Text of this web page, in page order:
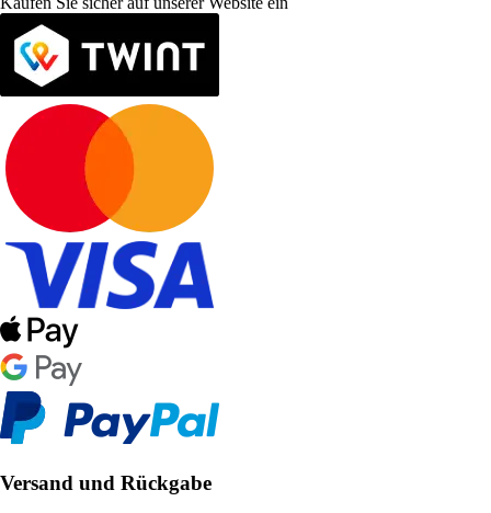
Versand und Rückgabe